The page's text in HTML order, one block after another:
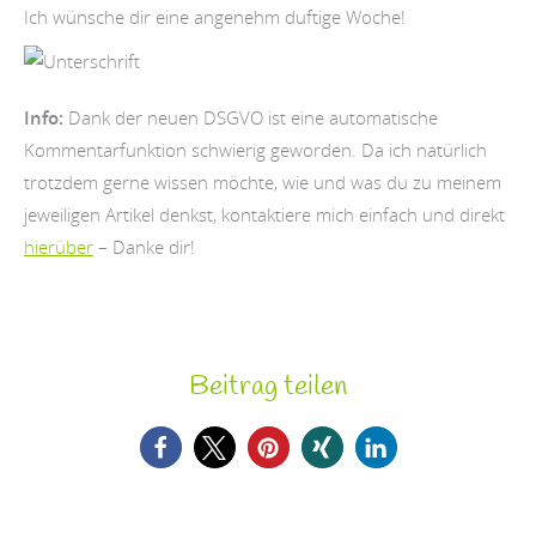
Ich wünsche dir eine angenehm duftige Woche!
Info: Dank der neuen DSGVO ist eine automatische
Kommentarfunktion schwierig geworden. Da ich natürlich
trotzdem gerne wissen möchte, wie und was du zu meinem
jeweiligen Artikel denkst, kontaktiere mich einfach und direkt
hierüber – Danke dir!
Beitrag teilen